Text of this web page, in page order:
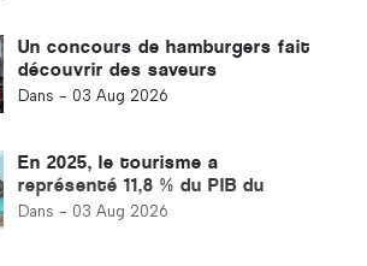
Un concours de hamburgers fait
découvrir des saveurs
internationales à Albufeira, en
Dans - 03 Aug 2026
En 2025, le tourisme a
représenté 11,8 % du PIB du
Portugal
Dans - 03 Aug 2026